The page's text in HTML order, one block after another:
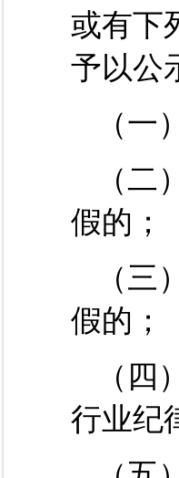
或有下
予以公
（
（
假的；
（
假的；
（
行业纪